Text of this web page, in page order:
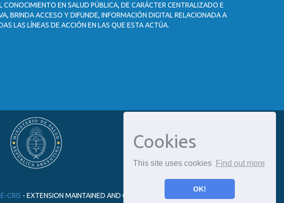
Cookies
This site uses cookies Find out more
OK!
CONOCIMIENTO EN SALUD PÚBLICA, DE CARÁCTER CENTRALIZADO E
BRINDA ACCESO Y DIFUNDE, INFORMACIÓN DIGITAL RELACIONADA A
LAS LÍNEAS DE ACCIÓN EN LAS QUE ESTA ACTÚA.
CRIS - EXTENSION MAINTAINED AND OPTIMIZED BY